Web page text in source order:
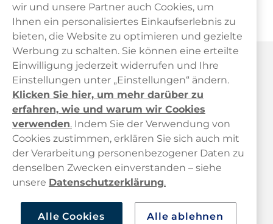
Haypp Österreich
Kundendienst
wir und unsere Partner auch Cookies, um
Ihnen ein personalisiertes Einkaufserlebnis zu
bieten, die Website zu optimieren und gezielte
Werbung zu schalten. Sie können eine erteilte
Einwilligung jederzeit widerrufen und Ihre
Einstellungen unter „Einstellungen“ ändern.
Klicken Sie hier, um mehr darüber zu
erfahren, wie und warum wir Cookies
verwenden. Indem Sie der Verwendung von
Cookies zustimmen, erklären Sie sich auch mit
der Verarbeitung personenbezogener Daten zu
denselben Zwecken einverstanden – siehe
unsere Datenschutzerklärung.
Alle Cookies
Alle ablehnen